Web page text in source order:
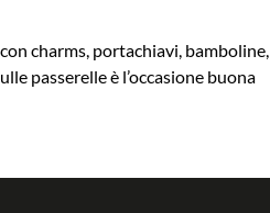
charms, portachiavi, bamboline,
passerelle è l’occasione buona